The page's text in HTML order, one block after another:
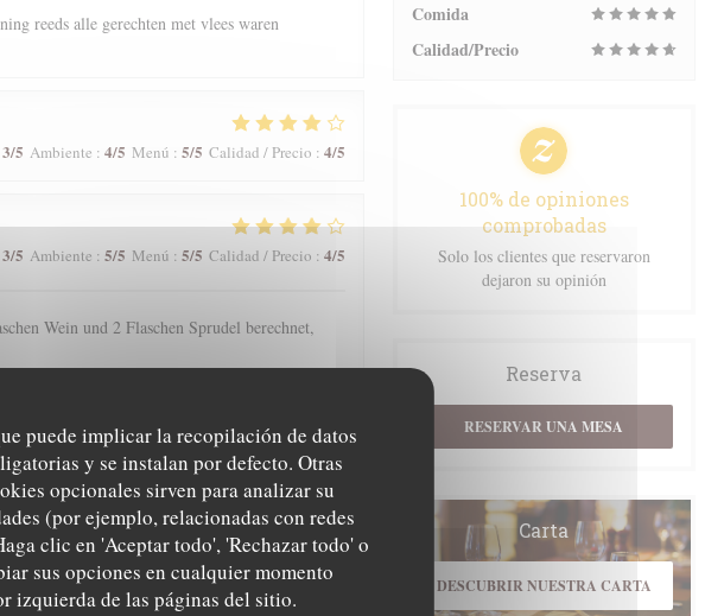
puede implicar la recopilación de datos
y se instalan por defecto. Otras
opcionales sirven para analizar su
(por ejemplo, relacionadas con redes
clic en 'Aceptar todo', 'Rechazar todo' o
sus opciones en cualquier momento
izquierda de las páginas del sitio.
reeds alle gerechten met vlees waren
3/5 Ambiente : 4/5 Menú : 5/5 Calidad / Precio : 4/5
3/5 Ambiente : 5/5 Menú : 5/5 Calidad / Precio : 4/5
Wein und 2 Flaschen Sprudel berechnet,
5 /5 Ambiente: 5/5 Menú: 5 /5 Calidad / Precio:5/5
5/5 Ambiente: 4 /5 Menú :4/5 Calidad / Precio : 4/5
Comida
Calidad/Precio
100% de opiniones
comprobadas
Solo los clientes que reservaron
dejaron su opinión
Reserva
RESERVAR UNA MESA
Carta
DESCUBRIR NUESTRA CARTA